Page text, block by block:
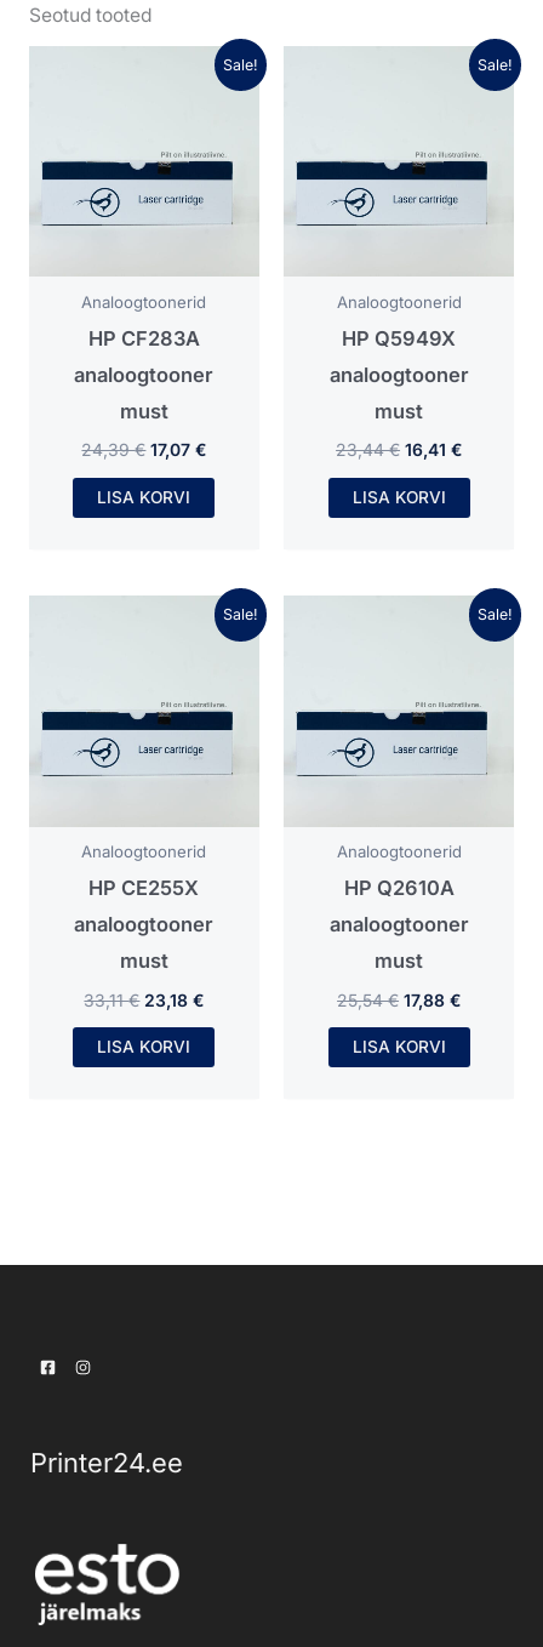
Seotud tooted
Sale!
Analoogtoonerid
HP CF283A
analoogtooner
must
24,39€ 17,07€
Praegune
hind
LISA KORVI
Sale!
Analoogtoonerid
HP Q5949X
analoogtooner
must
23,44€ 16,41€
Praegune
hind
LISA KORVI
Sale!
Analoogtoonerid
HP CE255X
analoogtooner
must
33,11€ 23,18€
Praegune
hind
LISA KORVI
Sale!
Analoogtoonerid
HP Q2610A
analoogtooner
must
25,54€ 17,88€
Praegune
hind
LISA KORVI
Printer24.ee